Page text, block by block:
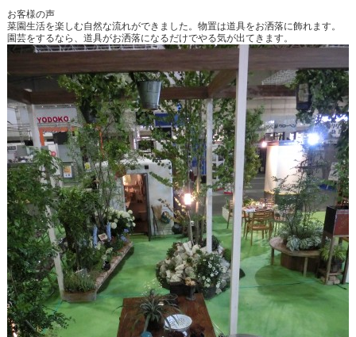
お客様の声
菜園生活を楽しむ自然な流れができました。物置は道具をお洒落に飾れます。
園芸をするなら、道具がお洒落になるだけでやる気が出てきます。